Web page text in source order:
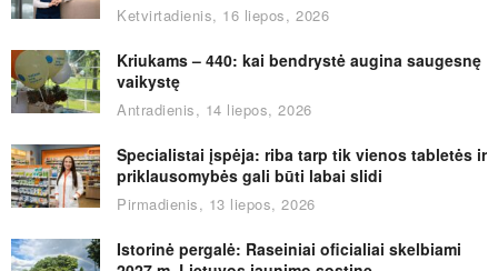
Ketvirtadienis, 16 liepos, 2026
Kriukams – 440: kai bendrystė augina saugesnę
vaikystę
Antradienis, 14 liepos, 2026
Specialistai įspėja: riba tarp tik vienos tabletės ir
priklausomybės gali būti labai slidi
Pirmadienis, 13 liepos, 2026
Istorinė pergalė: Raseiniai oficialiai skelbiami